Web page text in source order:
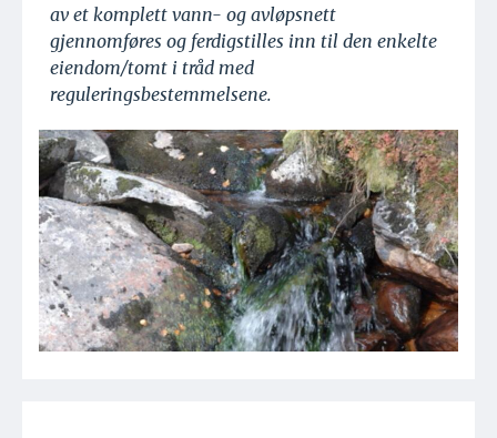
av et komplett vann- og avløpsnett
gjennomføres og ferdigstilles inn til den enkelte
eiendom/tomt i tråd med
reguleringsbestemmelsene.